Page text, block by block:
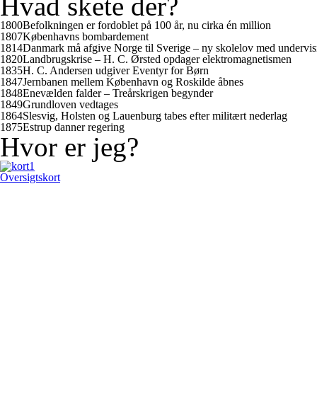
1800Befolkningen er fordoblet på 100 år, nu cirka én million
1807Københavns bombardement
1814Danmark må afgive Norge til Sverige – ny skolelov med
1820Landbrugskrise – H. C. Ørsted opdager elektromagnetismen
1835H. C. Andersen udgiverEventyr for Børn
1847Jernbanen mellem København og Roskilde åbnes
1848Enevælden falder – Treårskrigen begynder
1849Grundloven vedtages
1864Slesvig, Holsten og Lauenburg tabes efter militært nederlag
1875Estrup danner regering
Hvor er jeg?
Oversigtskort